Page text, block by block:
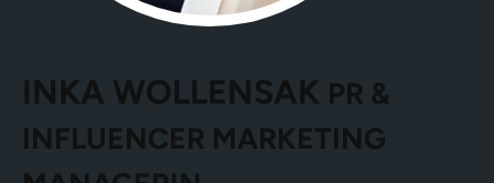
INKA WOLLENSAK PR &
INFLUENCER MARKETING